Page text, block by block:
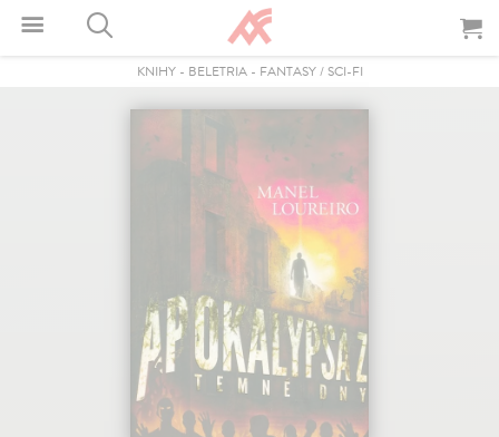
KNIHY- BELETRIA- FANTASY / SCI-FI